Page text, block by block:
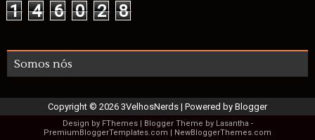
1 4 6 0 2 8
Somos nós
Copyright © 2026 3VelhosNerds | Powered by Blogger
Design by FThemes| Blogger Theme by Lasantha -
PremiumBloggerTemplates.com | NewBloggerThemes.com